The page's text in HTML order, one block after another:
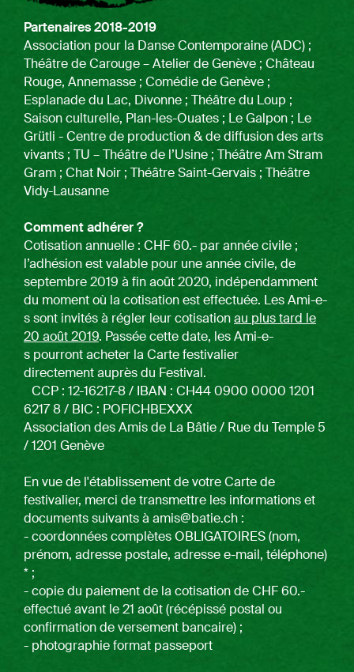
Partenaires 2018-2019
Association pour la Danse Contemporaine (ADC) ;
Théâtre de Carouge – Atelier de Genève ; Château
Rouge, Annemasse ; Comédie de Genève ;
Esplanade du Lac, Divonne ; Théâtre du Loup ;
Saison culturelle, Plan-les-Ouates ; Le Galpon ; Le
Grütli - Centre de production & de diffusion des arts
vivants ; TU – Théâtre de l’Usine ; Théâtre Am Stram
Gram ; Chat Noir ; Théâtre Saint-Gervais ; Théâtre
Vidy-Lausanne
Comment adhérer ?
Cotisation annuelle : CHF 60.- par année civile ;
l’adhésion est valable pour une année civile, de
septembre 2019 à fin août 2020, indépendamment
du moment où la cotisation est effectuée. Les Ami-e-
s sont invités à régler leur cotisationau plus tard le
20 août 2019. Passée cette date, les Ami-e-
s pourront acheter la Carte festivalier
directement auprès du Festival.
CCP : 12-16217-8 / IBAN : CH44 0900 0000 1201
6217 8 / BIC : POFICHBEXXX
Association des Amis de La Bâtie / Rue du Temple 5
/ 1201 Genève
En vue de l'établissement de votre Carte de
festivalier, merci de transmettre les informations et
documents suivants à amis@batie.ch :
- coordonnées complètes OBLIGATOIRES (nom,
prénom, adresse postale, adresse e-mail, téléphone)
* ;
- copie du paiement de la cotisation de CHF 60.-
effectué avant le 21 août (récépissé postal ou
confirmation de versement bancaire) ;
- photographie format passeport